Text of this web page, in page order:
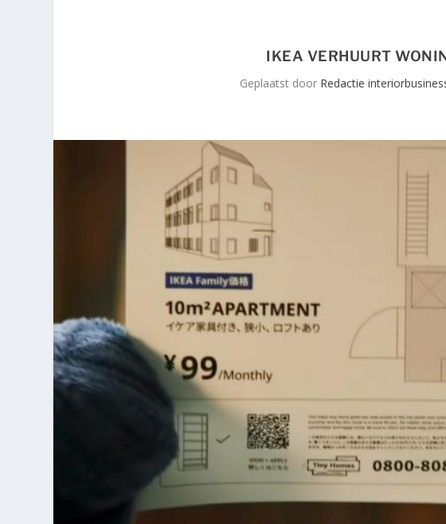
IKEA VERHUURT
Geplaatst door Redactie